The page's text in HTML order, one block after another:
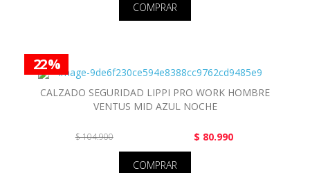
COMPRAR
22 %
CALZADO SEGURIDAD LIPPI PRO WORK HOMBRE
VENTUS MID AZUL NOCHE
$ 104.900 $ 80.990
COMPRAR